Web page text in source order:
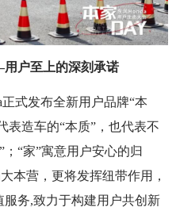
户至上的深刻承诺
式发布全新用户品牌“本
表造车的“本质”，也代表不
“家”寓意用户安心的归
本营，更将发挥纽带作用，
服务,致力于构建用户共创新